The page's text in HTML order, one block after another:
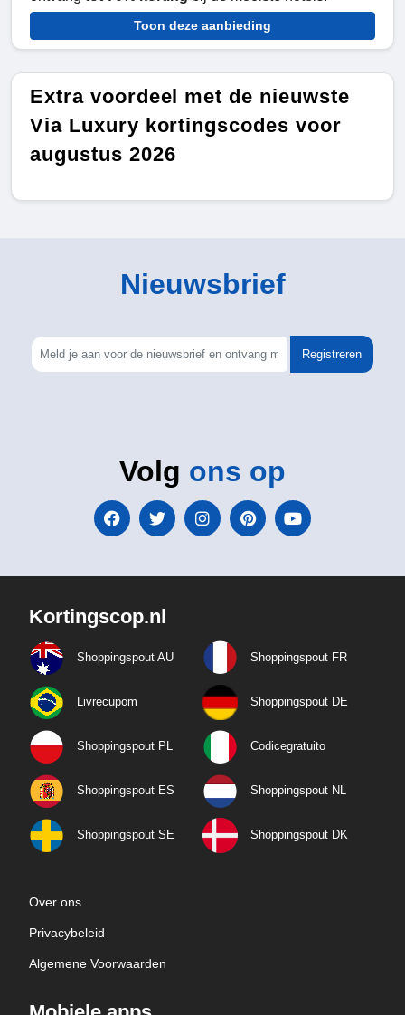
Toon deze aanbieding
Extra voordeel met de nieuwste
Via Luxury kortingscodes voor
augustus 2026
Nieuwsbrief
Registreren
Volg ons op
Kortingscop.nl
Shoppingspout AU Shoppingspout FR
Livrecupom Shoppingspout DE
Shoppingspout PL Codicegratuito
Shoppingspout ES Shoppingspout NL
Shoppingspout SE Shoppingspout DK
Over ons
Privacybeleid
Algemene Voorwaarden